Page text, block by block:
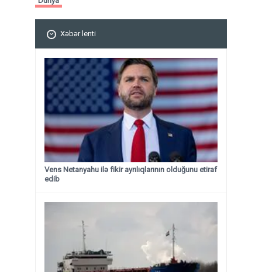
Xəbər lenti
Vens Netanyahu ilə fikir ayrılıqlarının olduğunu etiraf
edib